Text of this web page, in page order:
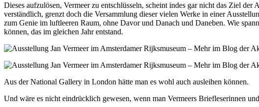
Dieses aufzulösen, Vermeer zu entschlüsseln, scheint indes gar nicht das Ziel
verständlich, grenzt doch die Versammlung dieser vielen Werke in einer
zum Genie im luftleeren Raum, ohne Davor und Danach und Daneben. Wie
können, das im gleichen Jahr entstand.
Aus der National Gallery in London hätte man es wohl auch ausleihen können.
Und wäre es nicht eindrücklich gewesen, wenn man Vermeers Briefleserinnen